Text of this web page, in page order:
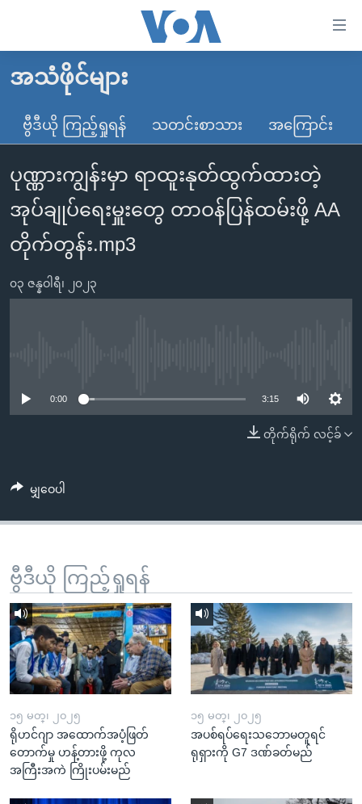
လွယ်ကူ
သည့်
များ
ပင်မ
အကြောင်းအရာ
ကျော်
ကြည့်
ရှာဖွေ
နေရာ
သို့
ကျော်
ရန်
မူလစာမျက်နှာ
မြန်မာ
ကမ္ဘာ့သတင်းများ
နိုင်ငံတကာ
အမေရိကန်
တရုတ်
အစ္စရေး-ပါလက်စတိုင်း
ဗွီဒီယို
သတင်းလွတ်လပ်ခွင့်
ရပ်ဝန်းတခု လမ်းတခု အလွန်
အင်္ဂလိပ်စာလေ့လာမယ်
အမေရိကန်သုံးအီဒီယံ
အပတ်စဉ်ကဏ္ဍများ
အသံဖိုင်များ
ဗွီဒီယို ကြည့်ရှုရန် သတင်းစာသား အကြောင်း
ပုဏ္ဏားကျွန်းမှာ ရာထူးနုတ်ထွက်ထားတဲ့
အုပ်ချုပ်ရေးမှူးတွေ တာဝန်ပြန်ထမ်းဖို့ AA
တိုက်တွန်း.mp3
၀၃ ဇန္နဝါရီ၊ ၂၀၂၃
0:00 3:15
တိုက်ရိုက် လင့်ခ်
မျှဝေပါ
ဗွီဒီယို ကြည့်ရှုရန်
၁၅ မတ္၊ ၂၀၂၅
ရိုဟင်ဂျာ အထောက်အပံ့ဖြတ်
တောက်မှု ဟန့်တားဖို့ ကုလ
အကြီးအကဲ ကြိုးပမ်းမည်
၁၅ မတ္၊ ၂၀၂၅
အပစ်ရပ်ရေးသဘောမတူရင်
ရုရှားကို G7 ဒဏ်ခတ်မည်